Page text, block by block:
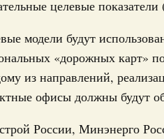
целевые
модели будут
«дорожных карт»
из направлений,
офисы должны будут
России, Минэнерго
предпринимательство
поддержку бизнеса
года №2031-р